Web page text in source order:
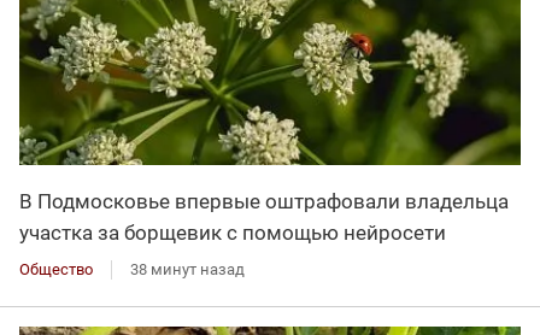
В Подмосковье впервые оштрафовали владельца
участка за борщевик с помощью нейросети
Общество 38 минут назад